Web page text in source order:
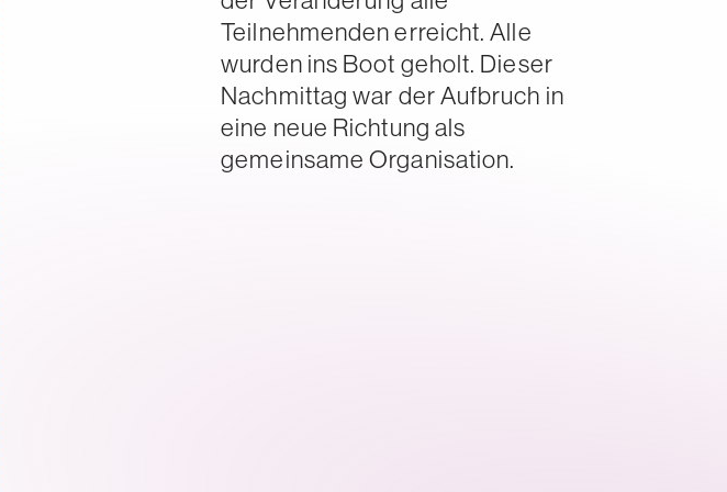
Teilnehmenden erreicht. Alle
wurden ins Boot geholt. Dieser
Nachmittag war der Aufbruch in
eine neue Richtung als
gemeinsame Organisation.